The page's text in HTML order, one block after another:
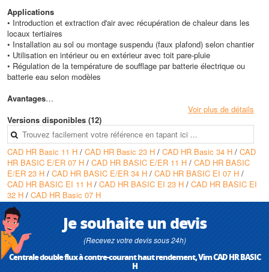
Applications
• Introduction et extraction d'air avec récupération de chaleur dans les
locaux tertiaires
• Installation au sol ou montage suspendu (faux plafond) selon chantier
• Utilisation en intérieur ou en extérieur avec toit pare-pluie
• Régulation de la température de soufflage par batterie électrique ou
batterie eau selon modèles
Avantages
• Échangeur à contre-courant haut rendement, efficacité jusqu'à 90 %
pour une récupération optimale de chaleur
• Motorisation ECM basse consommation réduisant la puissance
absorbée et le SFP
• Construction double peau 25 mm avec isolation polyuréthane pour
faible déperdition et classement feu
• Régulation EVO/EVOD communicante prête Modbus et commande
déportée jusqu'à 100 m
Conception
• Structure autoportante en profilé d'aluminium extrudé et panneaux acier
zingué, angles arrondis
• Double peau 25 mm, isolation mousse polyuréthane 42 kg/m3 - 0,0246
W/mK, classement feu B-53 d0
• Construction horizontale avec raccordement en ligne et piquages
Voir plus de détails
Versions disponibles (12)
CAD HR Basic 11 H / CAD HR Basic 23 H / CAD HR Basic 34 H / CAD
HR BASIC E/ER 07 H / CAD HR BASIC E/ER 11 H / CAD HR BASIC
E/ER 23 H / CAD HR BASIC E/ER 34 H / CAD HR BASIC EI 07 H /
CAD HR BASIC EI 11 H / CAD HR BASIC EI 23 H / CAD HR BASIC EI
32 H / CAD HR Basic 07 H
Je souhaite un devis
(Recevez votre devis sous 24h)
Centrale double flux à contre-courant haut rendement, Vim CAD HR BASIC
H